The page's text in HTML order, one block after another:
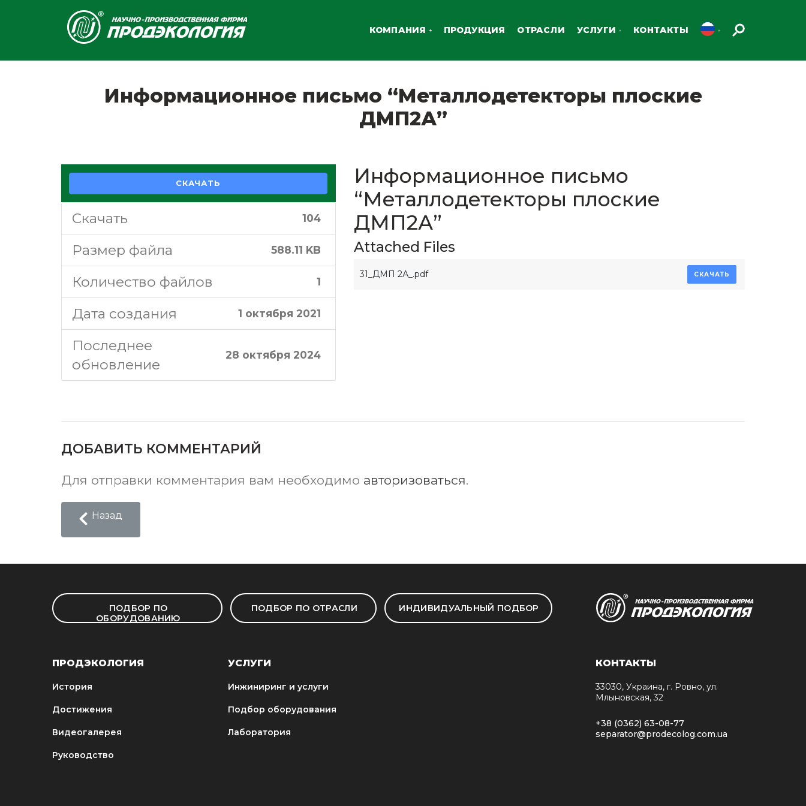
КОМПАНИЯ ПРОДУКЦИЯ ОТРАСЛИ УСЛУГИ КОНТАКТЫ
Информационное письмо “Металлодетекторы плоские
ДМП2А”
СКАЧАТЬ
Скачать 104
Размер файла 588.11 KB
Количество файлов 1
Дата создания 1 октября 2021
Последнее
обновление
28 октября 2024
Информационное письмо
“Металлодетекторы плоские
ДМП2А”
Attached Files
31_ДМП 2А_.pdf СКАЧАТЬ
ДОБАВИТЬ КОММЕНТАРИЙ
Для отправки комментария вам необходимо авторизоваться.
Назад
ПОДБОР ПО
ОБОРУДОВАНИЮ
ПОДБОР ПО ОТРАСЛИ ИНДИВИДУАЛЬНЫЙ ПОДБОР
ПРОДЭКОЛОГИЯ
История
Достижения
Видеогалерея
Руководство
УСЛУГИ
Инжиниринг и услуги
Подбор оборудования
Лаборатория
КОНТАКТЫ
33030, Украина, г. Ровно, ул.
Млыновская, 32
+38 (0362) 63-08-77
separator@prodecolog.com.ua